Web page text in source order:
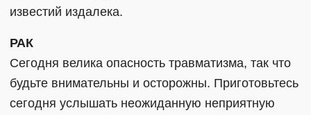
известий издалека.
РАК
Сегодня велика опасность травматизма, так что
будьте внимательны и осторожны. Приготовьтесь
сегодня услышать неожиданную неприятную